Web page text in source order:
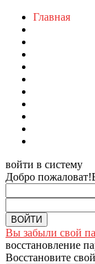
Главная
войти в систему
Добро пожаловат!
Вы забыли свой
восстановление
Восстановите